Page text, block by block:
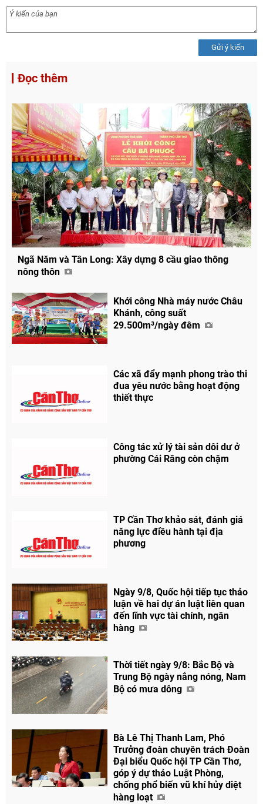
Chia sẻ
Gửi ý kiến
Đọc thêm
Ngã Năm và Tân Long: Xây dựng 8 cầu giao thông
nông thôn
Khởi công Nhà máy nước Châu
Khánh, công suất
29.500m³/ngày đêm
Các xã đẩy mạnh phong trào thi
đua yêu nước bằng hoạt động
thiết thực
Công tác xử lý tài sản dôi dư ở
phường Cái Răng còn chậm
TP Cần Thơ khảo sát, đánh giá
năng lực điều hành tại địa
phương
Ngày 9/8, Quốc hội tiếp tục thảo
luận về hai dự án luật liên quan
đến lĩnh vực tài chính, ngân
hàng
Thời tiết ngày 9/8: Bắc Bộ và
Trung Bộ ngày nắng nóng, Nam
Bộ có mưa dông
Bà Lê Thị Thanh Lam, Phó
Trưởng đoàn chuyên trách Đoàn
Đại biểu Quốc hội TP Cần Thơ,
góp ý dự thảo Luật Phòng,
chống phổ biến vũ khí hủy diệt
hàng loạt